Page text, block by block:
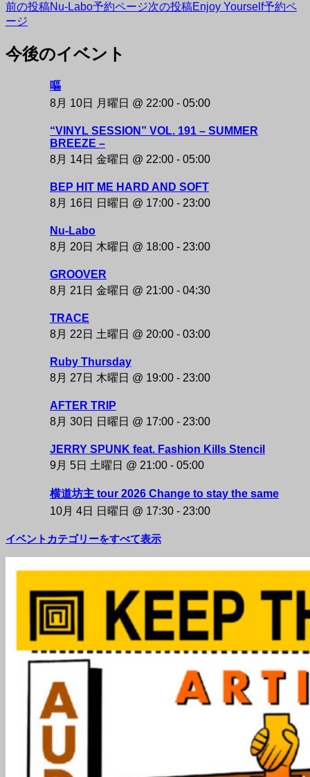
前の投稿Nu-Labo予約ページ次の投稿Enjoy Yourself予約ペ
ージ
NAKAZAKI DEPOT
今後のイベント
嘔
8月 10日 月曜日 @ 22:00 - 05:00
“VINYL SESSION” VOL. 191 – SUMMER
BREEZE –
8月 14日 金曜日 @ 22:00 - 05:00
BEP HIT ME HARD AND SOFT
8月 16日 日曜日 @ 17:00 - 23:00
Nu-Labo
8月 20日 木曜日 @ 18:00 - 23:00
GROOVER
8月 21日 金曜日 @ 21:00 - 04:30
TRACE
8月 22日 土曜日 @ 20:00 - 03:00
Ruby Thursday
8月 27日 木曜日 @ 19:00 - 23:00
AFTER TRIP
8月 30日 日曜日 @ 17:00 - 23:00
JERRY SPUNK feat. Fashion Kills Stencil
9月 5日 土曜日 @ 21:00 - 05:00
横道坊主 tour 2026 Change to stay the same
10月 4日 日曜日 @ 17:30 - 23:00
イベントカテゴリーをすべて表示